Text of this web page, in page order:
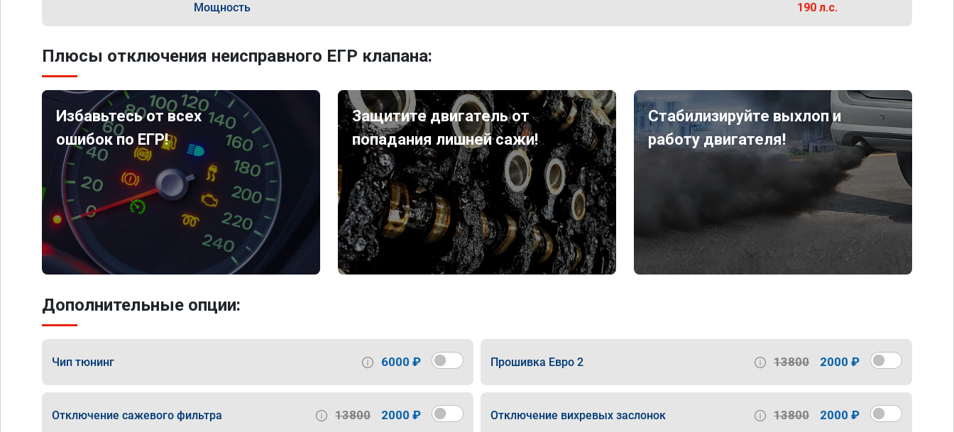
Мощность 190 л.с.
Плюсы отключения неисправного ЕГР клапана:
Избавьтесь от всех
ошибок по ЕГР!
Защитите двигатель от
попадания лишней сажи!
Стабилизируйте выхлоп и
работу двигателя!
Дополнительные опции:
Чип тюнинг 6000 ₽ Прошивка Евро 2 13800 2000 ₽
Отключение сажевого фильтра 13800 2000 ₽ Отключение вихревых заслонок 13800 2000 ₽